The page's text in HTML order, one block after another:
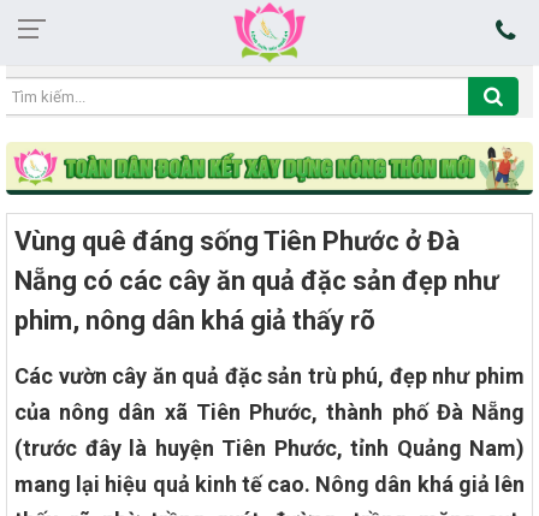
07:38:34 08/08/2026
Vùng quê đáng sống Tiên Phước ở Đà
Nẵng có các cây ăn quả đặc sản đẹp như
phim, nông dân khá giả thấy rõ
Các vườn cây ăn quả đặc sản trù phú, đẹp như phim
của nông dân xã Tiên Phước, thành phố Đà Nẵng
(trước đây là huyện Tiên Phước, tỉnh Quảng Nam)
mang lại hiệu quả kinh tế cao. Nông dân khá giả lên